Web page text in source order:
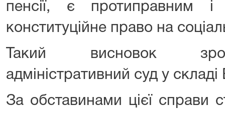
пенсії, є протиправним
конституційне право на
Такий висновок
адміністративний суд у
За обставинами цієї справи